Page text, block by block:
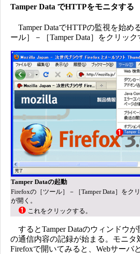
Tamper Data でHTTPをモニタする
Tamper DataでHTTPの監視を始め
ール］－［Tamper Data］をクリック
Tamper Dataの起動
Firefoxの［ツール］－［Tamper Data］をク
が開く。
これをクリックする。
するとTamper Dataのウィンドウ
の通信内容の記録が始まる。モニタ
Firefoxで開いてみると、Webサーバ